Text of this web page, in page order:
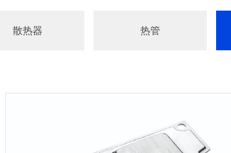
散热器 热管